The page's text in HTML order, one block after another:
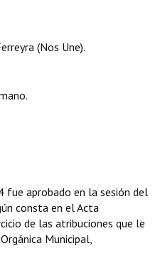
(Nos Une).
fue aprobado en la sesión del
consta en el Acta
de las atribuciones que le
Municipal,